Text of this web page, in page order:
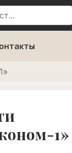
1»